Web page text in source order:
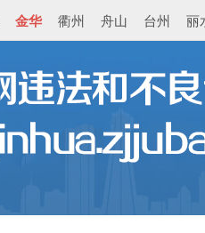
金华 衢州 舟山 台州 丽